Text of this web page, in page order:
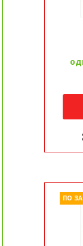
ПО